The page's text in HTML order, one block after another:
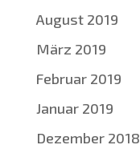
August 2019
März 2019
Februar 2019
Januar 2019
Dezember 2018